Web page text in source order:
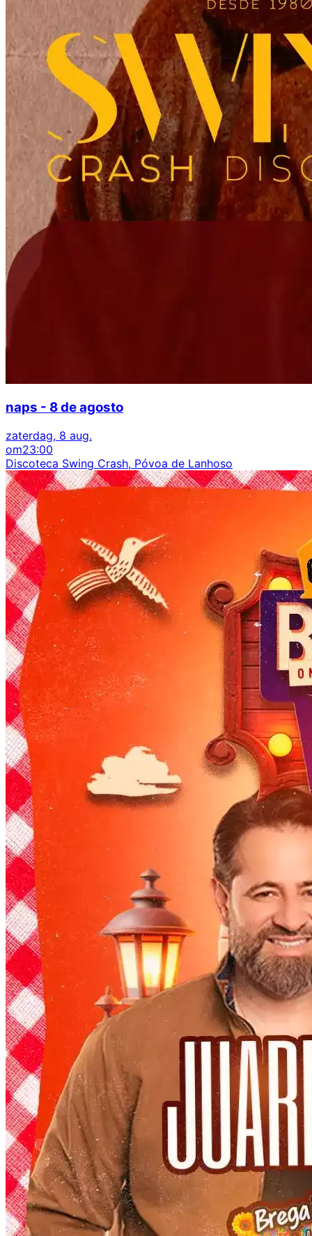
naps - 8 de agosto
zaterdag, 8 aug.
om23:00
Discoteca Swing Crash, Póvoa de Lanhoso